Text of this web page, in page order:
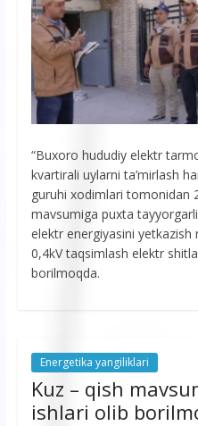
“Buxoro hududiy elektr
kvartirali uylarni ta’mirlash
guruhi xodimlari tomonidan
mavsumiga puxta
elektr energiyasini yetkazish
0,4kV taqsimlash elektr
borilmoqda.
Energetika yangiliklari
Kuz – qish
ishlari olib